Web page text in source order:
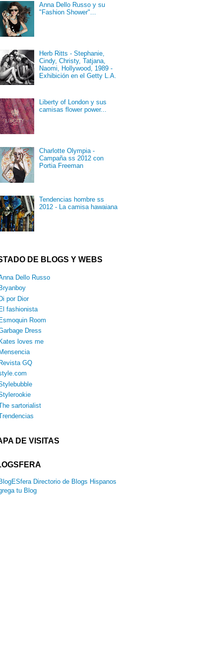
Anna Dello Russo y su
"Fashion Shower"...
Herb Ritts - Stephanie,
Cindy, Christy, Tatjana,
Naomi, Hollywood, 1989 -
Exhibición en el Getty L.A.
Liberty of London y sus
camisas flower power...
Charlotte Olympia -
Campaña ss 2012 con
Portia Freeman
Tendencias hombre ss
2012 - La camisa hawaiana
DE BLOGS Y WEBS
Dello Russo
por Dior
fashionista
Room
Dress
loves me
GQ
sartorialist
DE VISITAS